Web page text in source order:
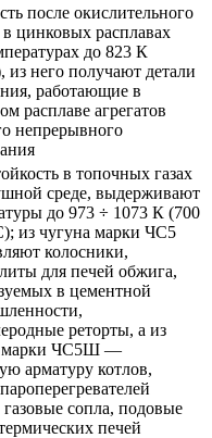
после окислительного
цинковых расплавах
до 823 К
из него получают детали
работающие в
расплаве агрегатов
непрерывного
в топочных газах
среде, выдерживают
до 973 ÷ 1073 К (700
из чугуна марки ЧС5
колосники,
для печей обжига,
в цементной
реторты, а из
марки ЧС5Ш —
арматуру котлов,
газовые сопла, подовые
печей